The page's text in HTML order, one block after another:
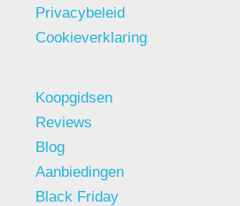
Privacybeleid
Cookieverklaring
Koopgidsen
Reviews
Blog
Aanbiedingen
Black Friday